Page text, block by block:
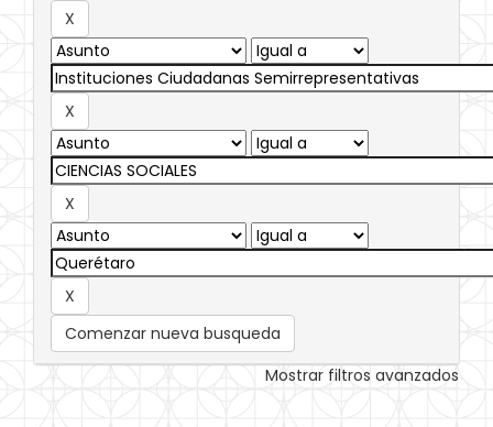
Comenzar nueva busqueda
Mostrar filtros avanzados